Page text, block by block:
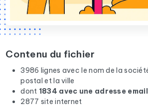
Contenu du fichier
3986 lignes avec le nom de la
postal et la ville
dont 1834 avec une adresse
2877 site internet